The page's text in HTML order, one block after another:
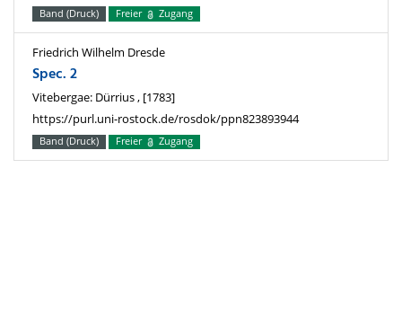
Band (Druck) Freier Zugang
Friedrich Wilhelm Dresde
Spec. 2
Vitebergae: Dürrius , [1783]
https://purl.uni-rostock.de/rosdok/ppn823893944
Band (Druck) Freier Zugang